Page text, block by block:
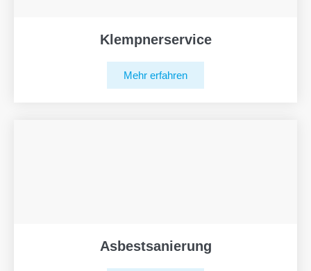
Klempnerservice
Mehr erfahren
Asbestsanierung